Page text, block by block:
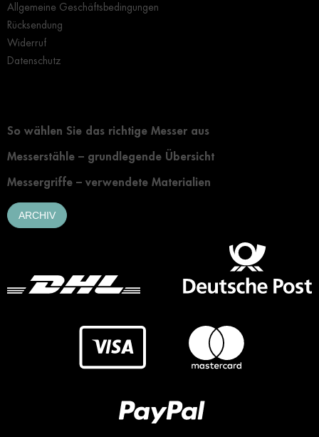
Allgemeine Geschäftsbedingungen
Rücksendung
Widerruf
Datenschutz
So wählen Sie das richtige Messer aus
Messerstähle – grundlegende Übersicht
Messergriffe – verwendete Materialien
ARCHIV